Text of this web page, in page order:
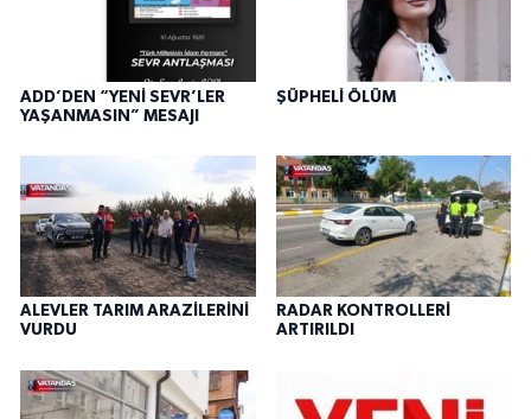
ADD’DEN “YENİ SEVR’LER
YAŞANMASIN” MESAJI
ŞÜPHELİ ÖLÜM
ALEVLER TARIM ARAZİLERİNİ
VURDU
RADAR KONTROLLERİ
ARTIRILDI